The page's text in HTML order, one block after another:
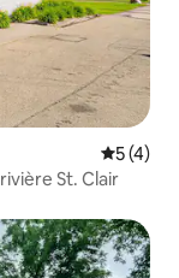
5 (4)
St. Clair